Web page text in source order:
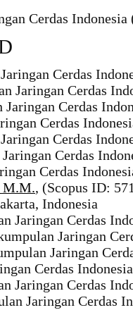
Cerdas
Cerdas
Jaringan Cerdas
Jaringan Cerdas
Cerdas
Cerdas
Cerdas
Cerdas
M.M., (Scopus ID:
Indonesia
Jaringan Cerdas
Jaringan
Jaringan
Cerdas
Jaringan Cerdas
Jaringan Cerdas